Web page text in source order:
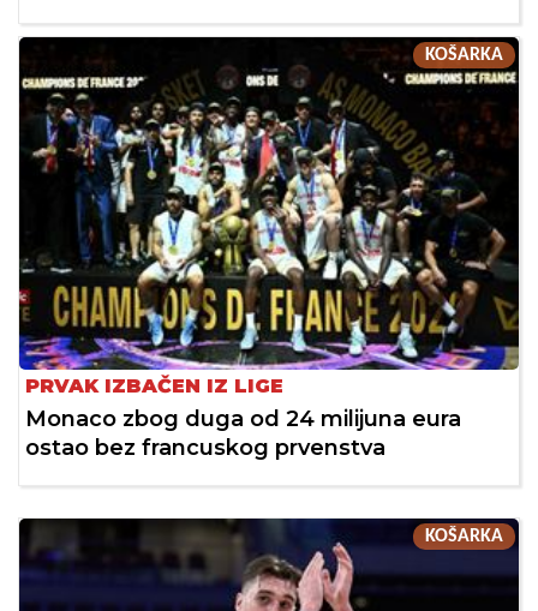
KOŠARKA
PRVAK IZBAČEN IZ LIGE
Monaco zbog duga od 24 milijuna eura
ostao bez francuskog prvenstva
KOŠARKA